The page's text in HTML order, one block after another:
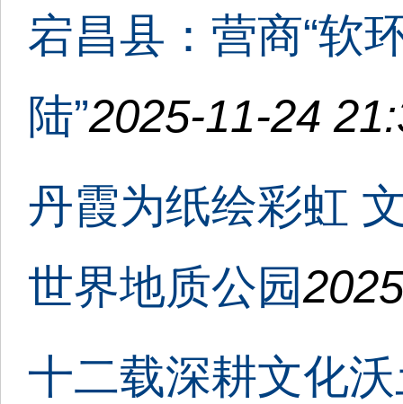
宕昌县：营商“软
陆”2025-11-24
丹霞为纸绘彩虹
世界地质公园
十二载深耕文化